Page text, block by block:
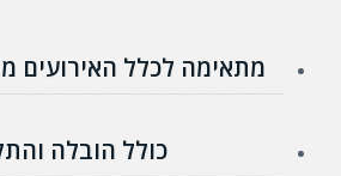
מתאימה לכלל האירועים
כולל הובלה